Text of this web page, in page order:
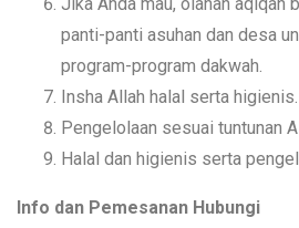
panti-panti asuhan dan desa
program-program dakwah.
Insha Allah halal serta higienis.
Pengelolaan sesuai tuntunan
Halal dan higienis serta
Info dan Pemesanan Hubungi